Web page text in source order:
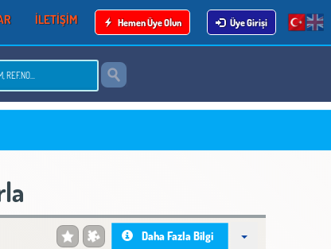
İLETİŞİM Hemen Üye Olun Üye Girişi
Daha Fazla Bilgi